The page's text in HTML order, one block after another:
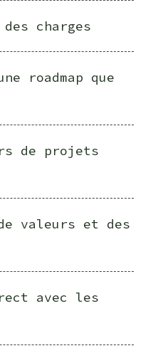
charges
roadmap que
de projets
valeurs et des
avec les